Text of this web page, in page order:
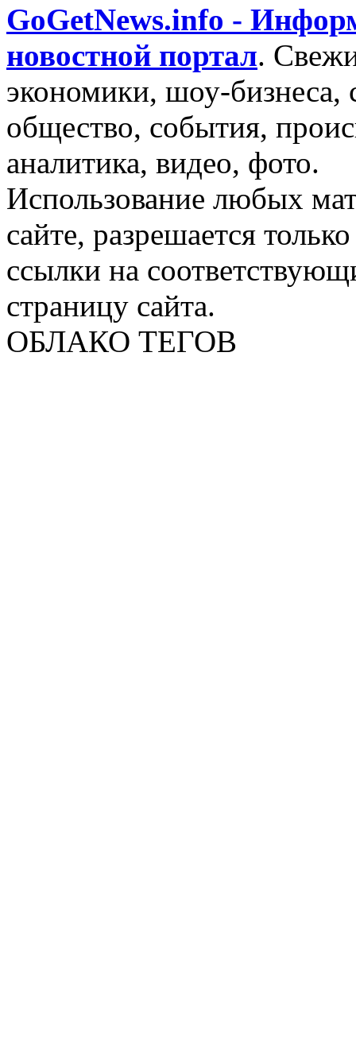
GoGetNews.info -
новостной портал.
экономики, шоу-бизнеса,
общество, события,
аналитика, видео, фото.
Использование любых
сайте, разрешается
ссылки на
страницу сайта.
ОБЛАКО ТЕГОВ